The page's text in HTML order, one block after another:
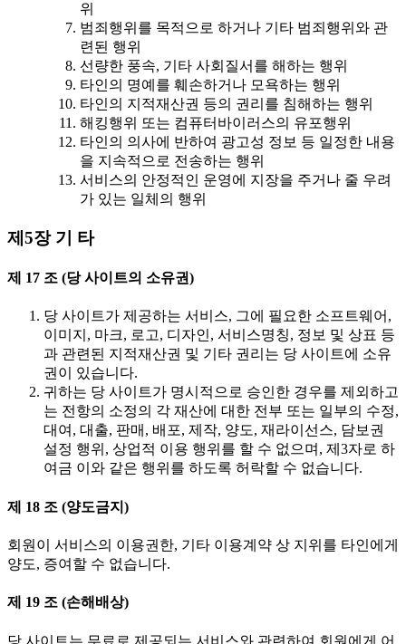
위
범죄행위를 목적으로 하거나 기타 범죄행위와 관
련된 행위
선량한 풍속, 기타 사회질서를 해하는 행위
타인의 명예를 훼손하거나 모욕하는 행위
타인의 지적재산권 등의 권리를 침해하는 행위
해킹행위 또는 컴퓨터바이러스의 유포행위
타인의 의사에 반하여 광고성 정보 등 일정한 내용
을 지속적으로 전송하는 행위
서비스의 안정적인 운영에 지장을 주거나 줄 우려
가 있는 일체의 행위
제5장 기 타
제 17 조 (당 사이트의 소유권)
당 사이트가 제공하는 서비스, 그에 필요한 소프트웨어,
이미지, 마크, 로고, 디자인, 서비스명칭, 정보 및 상표 등
과 관련된 지적재산권 및 기타 권리는 당 사이트에 소유
권이 있습니다.
귀하는 당 사이트가 명시적으로 승인한 경우를 제외하고
는 전항의 소정의 각 재산에 대한 전부 또는 일부의 수정,
대여, 대출, 판매, 배포, 제작, 양도, 재라이선스, 담보권
설정 행위, 상업적 이용 행위를 할 수 없으며, 제3자로 하
여금 이와 같은 행위를 하도록 허락할 수 없습니다.
제 18 조 (양도금지)
회원이 서비스의 이용권한, 기타 이용계약 상 지위를 타인에게
양도, 증여할 수 없습니다.
제 19 조 (손해배상)
당 사이트는 무료로 제공되는 서비스와 관련하여 회원에게 어